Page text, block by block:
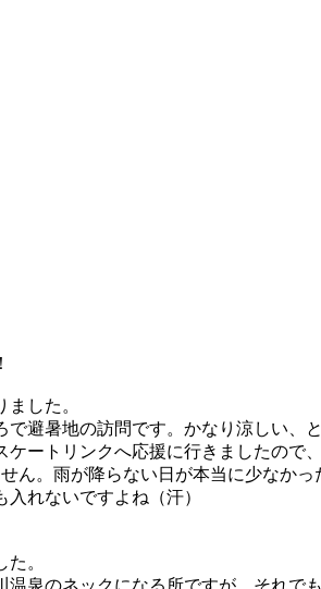
した。
避暑地の訪問です。かなり涼しい、
ートリンクへ応援に行きましたので
ん。雨が降らない日が本当に少なか
れないですよね（汗）
。